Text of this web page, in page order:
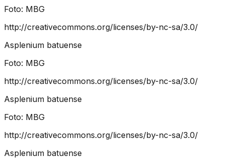
Foto: MBG
http://creativecommons.org/licenses/by-nc-sa/3.0/
Asplenium batuense
Foto: MBG
http://creativecommons.org/licenses/by-nc-sa/3.0/
Asplenium batuense
Foto: MBG
http://creativecommons.org/licenses/by-nc-sa/3.0/
Asplenium batuense